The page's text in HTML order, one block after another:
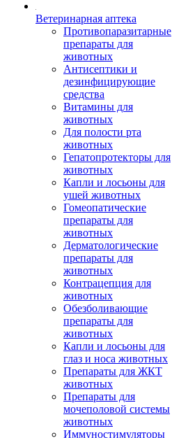
Ветеринарная аптека
Противопаразитарные
препараты для
животных
Антисептики и
дезинфицирующие
средства
Витамины для
животных
Для полости рта
животных
Гепатопротекторы для
животных
Капли и лосьоны для
ушей животных
Гомеопатические
препараты для
животных
Дерматологические
препараты для
животных
Контрацепция для
животных
Обезболивающие
препараты для
животных
Капли и лосьоны для
глаз и носа животных
Препараты для ЖКТ
животных
Препараты для
мочеполовой системы
животных
Иммуностимуляторы